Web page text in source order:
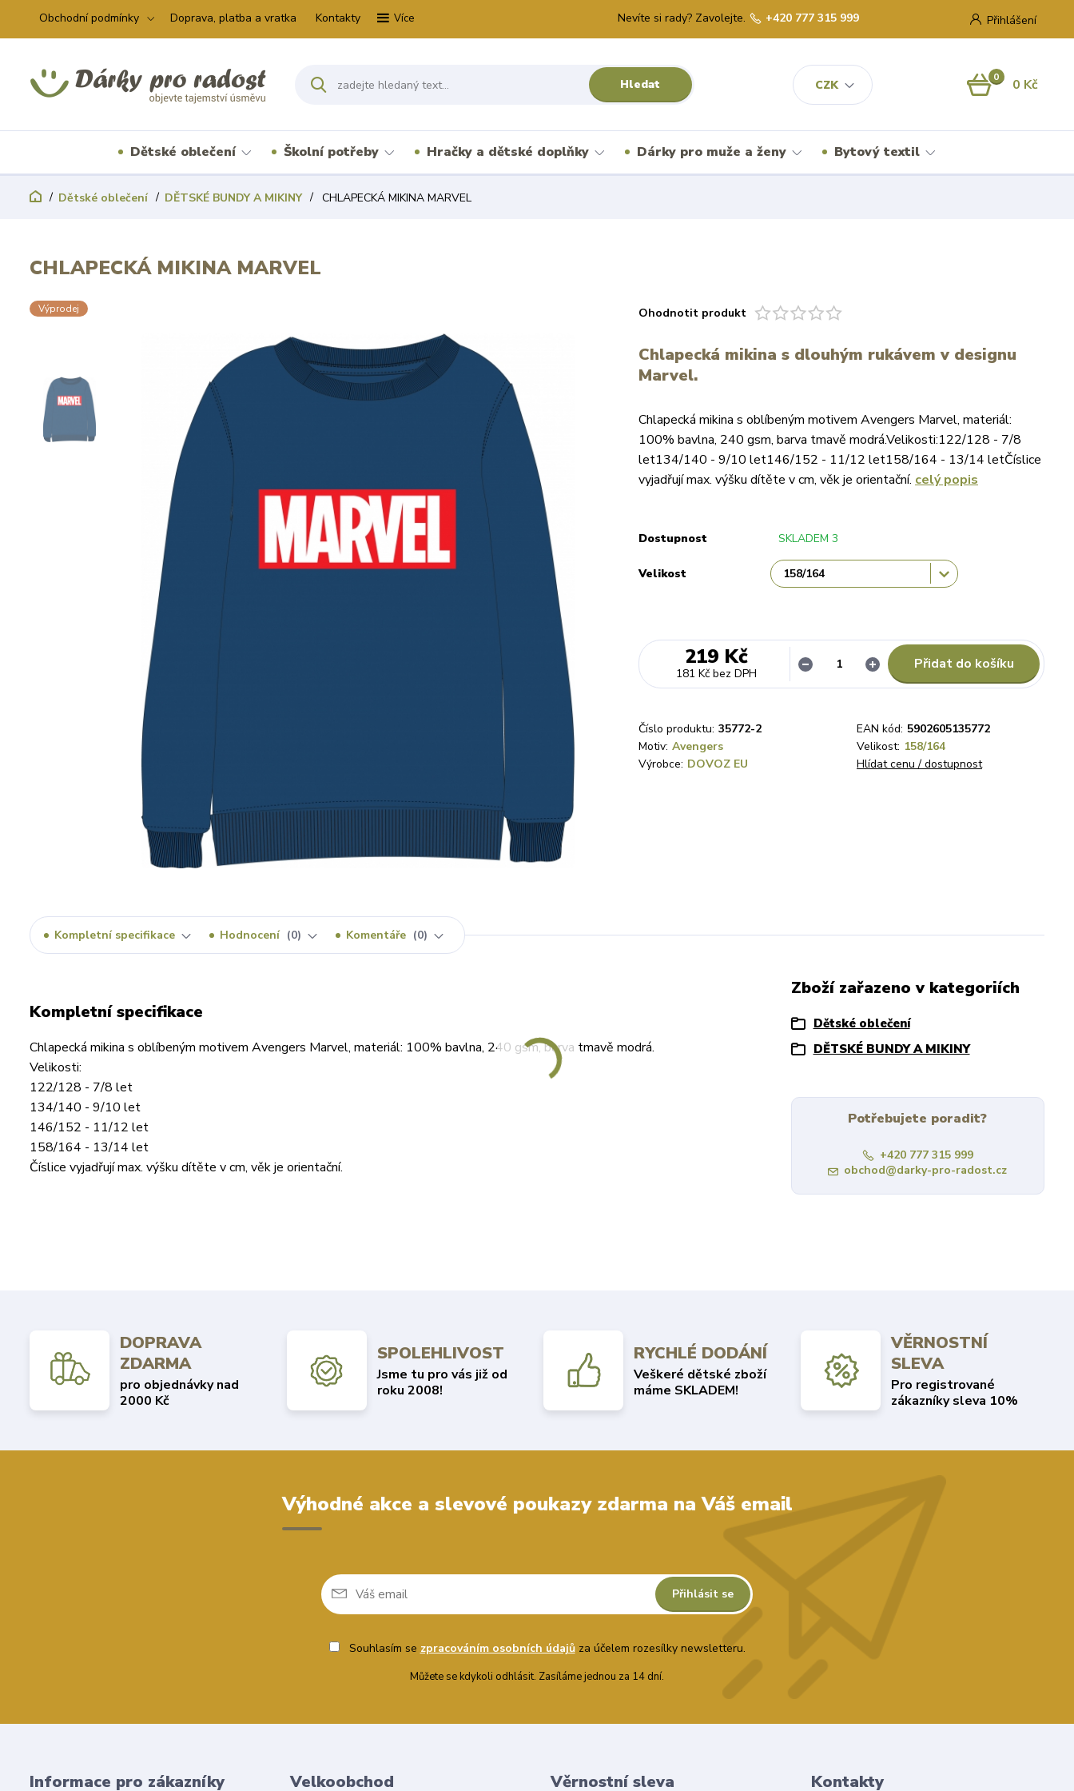
Obchodní podmínky Doprava, platba a vratka Kontakty Více
CZK
Přihlášení
Hledat
Nevíte si rady? Zavolejte. +420 777 315 999
0 0 Kč
Dětské oblečení Školní potřeby Hračky a dětské doplňky Dárky pro muže a ženy Bytový textil
Dětské oblečení DĚTSKÉ BUNDY A MIKINY CHLAPECKÁ MIKINA MARVEL
CHLAPECKÁ MIKINA MARVEL
Výprodej Ohodnotit produkt
Chlapecká mikina s dlouhým rukávem v designu
Marvel.
Chlapecká mikina s oblíbeným motivem Avengers Marvel, materiál:
100% bavlna, 240 gsm, barva tmavě modrá.Velikosti:122/128 - 7/8
let134/140 - 9/10 let146/152 - 11/12 let158/164 - 13/14 letČíslice
vyjadřují max. výšku dítěte v cm, věk je orientační. celý popis
Dostupnost SKLADEM 3
Velikost
219 Kč
181 Kč bez DPH
Přidat do košíku
Číslo produktu: 35772-2 EAN kód: 5902605135772
Motiv: Avengers Velikost: 158/164
Výrobce: DOVOZ EU Hlídat cenu / dostupnost
Kompletní specifikace Hodnocení 0 Komentáře 0
Kompletní specifikace
Chlapecká mikina s oblíbeným motivem Avengers Marvel, materiál: 100% bavlna, 240 gsm, barva tmavě modrá.
Velikosti:
122/128 - 7/8 let
134/140 - 9/10 let
146/152 - 11/12 let
158/164 - 13/14 let
Číslice vyjadřují max. výšku dítěte v cm, věk je orientační.
Zboží zařazeno v kategoriích
Dětské oblečení
DĚTSKÉ BUNDY A MIKINY
Potřebujete poradit?
+420 777 315 999
obchod@darky-pro-radost.cz
DOPRAVA
ZDARMA
pro objednávky nad
2000 Kč
SPOLEHLIVOST
Jsme tu pro vás již od
roku 2008!
RYCHLÉ DODÁNÍ
Veškeré dětské zboží
máme SKLADEM!
VĚRNOSTNÍ
SLEVA
Pro registrované
zákazníky sleva 10%
Výhodné akce a slevové poukazy zdarma na Váš email
Přihlásit se
Souhlasím se zpracováním osobních údajůza účelem rozesílky newsletteru.
Můžete se kdykoli odhlásit. Zasíláme jednou za 14 dní.
Informace pro zákazníky Velkoobchod Věrnostní sleva Kontakty